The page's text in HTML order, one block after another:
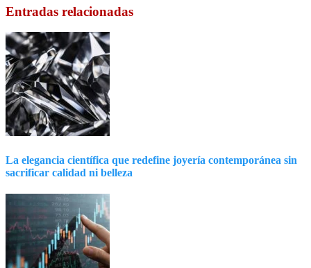
Entradas relacionadas
La elegancia científica que redefine joyería contemporánea sin
sacrificar calidad ni belleza